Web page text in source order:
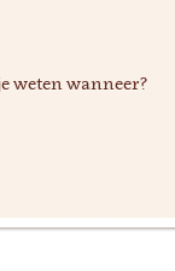
weten wanneer?